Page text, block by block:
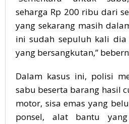
seharga Rp 200 ribu dari
yang sekarang masih
ini sudah sepuluh kali
yang bersangkutan,”
Dalam kasus ini, polisi
sabu beserta barang hasil
motor, sisa emas yang
ponsel, alat bantu